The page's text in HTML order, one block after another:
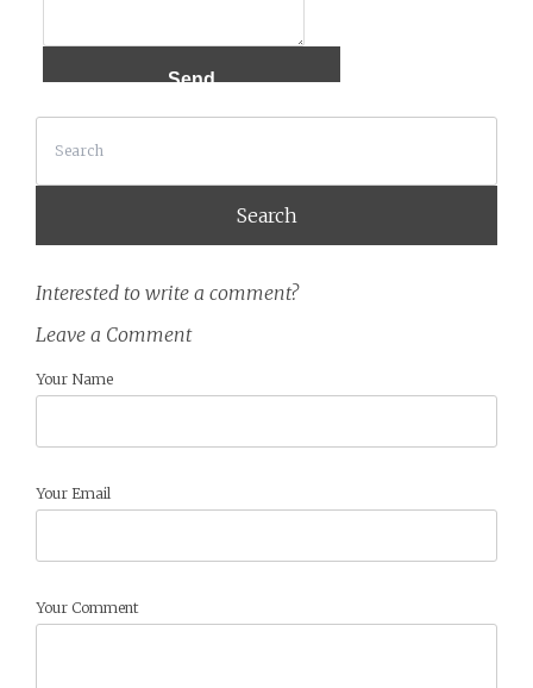
Interested to write a comment?
Leave a Comment
Your Name
Your Email
Your Comment